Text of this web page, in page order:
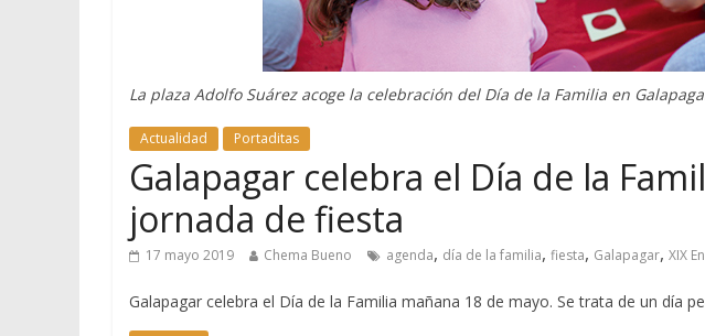
La plaza Adolfo Suárez acoge la celebración del Día de la Familia en
Actualidad Portaditas
Galapagar celebra el Día de la
jornada de fiesta
17 mayo 2019 Chema Bueno agenda, día de la familia, fiesta, Galapagar, XIX
Galapagar celebra el Día de la Familia mañana 18 de mayo. Se trata de un día